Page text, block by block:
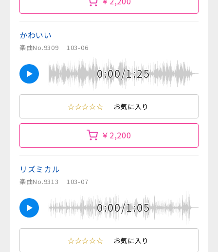
かわいい
楽曲No.9309 103-06
0:00/1:25
☆☆☆☆☆ お気に入り
￥2,200
リズミカル
楽曲No.9313 103-07
0:00/1:05
☆☆☆☆☆ お気に入り